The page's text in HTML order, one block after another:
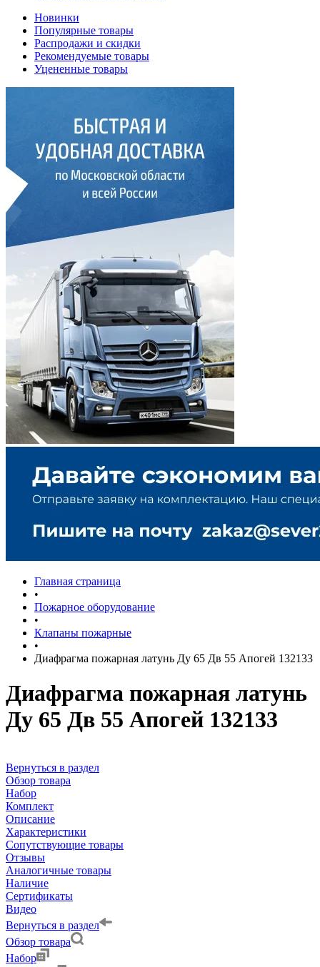
Новинки
Популярные товары
Распродажи и скидки
Рекомендуемые товары
Уцененные товары
Главная страница
•
Пожарное оборудование
•
Клапаны пожарные
•
Диафрагма пожарная латунь Ду 65 Дв 55 Апогей 132133
Диафрагма пожарная латунь
Ду 65 Дв 55 Апогей 132133
Вернуться в раздел
Обзор товара
Набор
Комплект
Описание
Характеристики
Сопутствующие товары
Отзывы
Аналогичные товары
Наличие
Сертификаты
Видео
Вернуться в раздел
Обзор товара
Набор